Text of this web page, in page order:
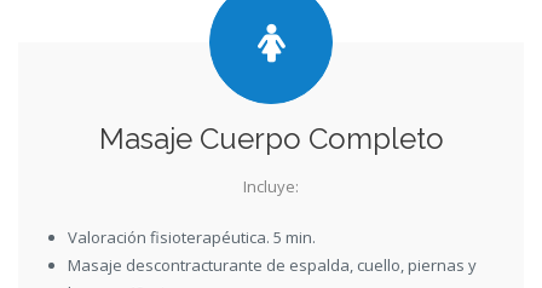
Masaje Cuerpo Completo
Incluye:
Valoración fisioterapéutica. 5 min.
Masaje descontracturante de espalda, cuello, piernas y